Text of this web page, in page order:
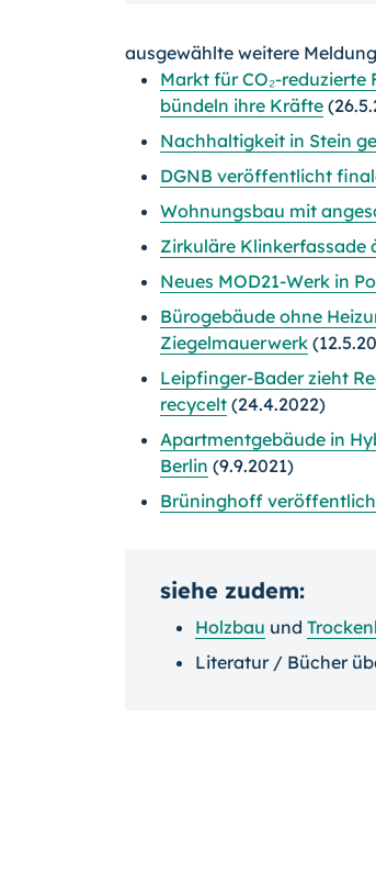
ausgewählte weitere
Markt für CO₂-reduzierte
bündeln ihre Kräfte
Nachhaltigkeit in Stein
DGNB veröffentlicht
Wohnungsbau mit
Zirkuläre Klinkerfassade
Neues MOD21-Werk in
Bürogebäude ohne
Ziegelmauerwerk
Leipfinger-Bader zieht
recycelt (24.4.2022)
Apartmentgebäude in
Berlin (9.9.2021)
Brüninghoff
siehe zudem:
Holzbau und
Literatur / Bücher